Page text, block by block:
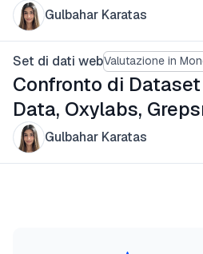
Gulbahar Karatas
Set di dati webValutazione in
Confronto di
Data, Oxylabs,
Gulbahar Karatas